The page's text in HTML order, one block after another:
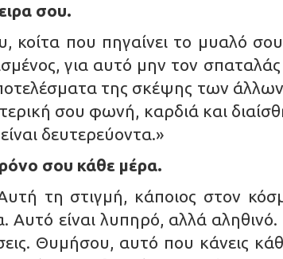
σου.
κοίτα που πηγαίνει το μυαλό
για αυτό μην τον
της σκέψης των
σου φωνή, καρδιά και
δευτερεύοντα.»
σου κάθε μέρα.
τη στιγμή, κάποιος στον
Αυτό είναι λυπηρό, αλλά
Θυμήσου, αυτό που κάνεις